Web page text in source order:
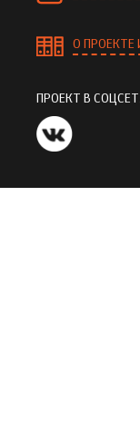
О ПРОЕКТЕ
ПРОЕКТ В